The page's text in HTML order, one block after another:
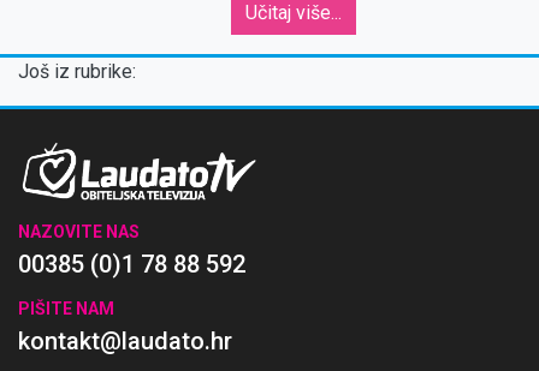
Učitaj više...
Još iz rubrike:
NAZOVITE NAS
00385 (0)1 78 88 592
PIŠITE NAM
kontakt@laudato.hr